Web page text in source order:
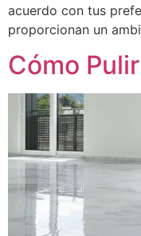
acuerdo con tus
proporcionan un
Cómo